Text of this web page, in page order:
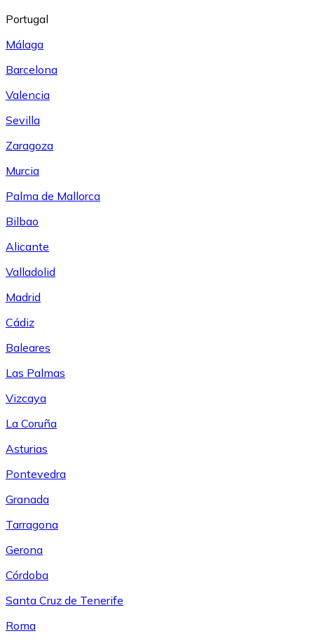
Portugal
Málaga
Barcelona
Valencia
Sevilla
Zaragoza
Murcia
Palma de Mallorca
Bilbao
Alicante
Valladolid
Madrid
Cádiz
Baleares
Las Palmas
Vizcaya
La Coruña
Asturias
Pontevedra
Granada
Tarragona
Gerona
Córdoba
Santa Cruz de Tenerife
Roma